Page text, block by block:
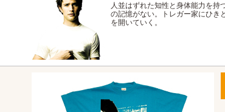
人並はずれた知性と身体能力を持
の記憶がない。トレガー家にひき
を開いていく。